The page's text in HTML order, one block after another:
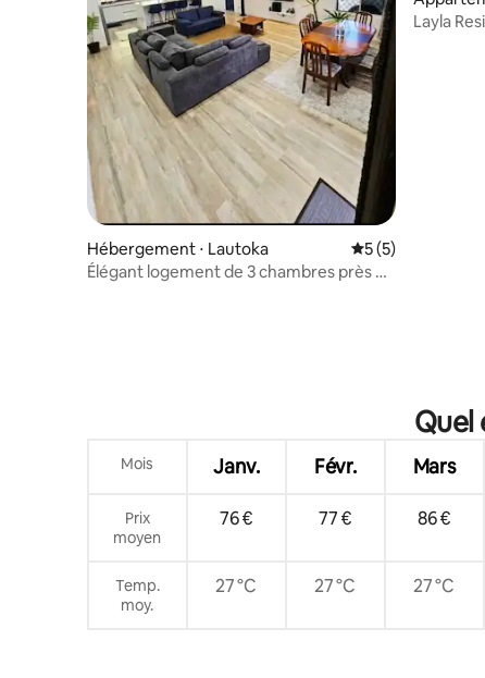
Hébergement ⋅ Lautoka Évaluation
5 (5)
Élégant logement de 3 chambres près du
Layla
Quel
Mois Janv. Févr. Mars
Prix
moyen
76 € 77 € 86 €
Temp.
moy.
27 °C 27 °C 27 °C